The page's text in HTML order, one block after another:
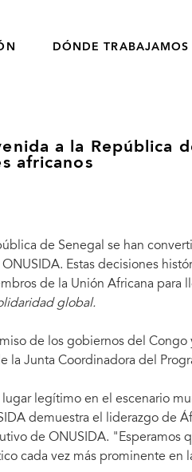
DÓNDE TRABAJAMOS
a la República
africanos
de Senegal se han
Estas decisiones
de la Unión Africana para
global.
de los gobiernos del
la Junta Coordinadora del
legítimo en el escenario
demuestra el liderazgo de
de ONUSIDA. "Esperamos
cada vez más prominente en